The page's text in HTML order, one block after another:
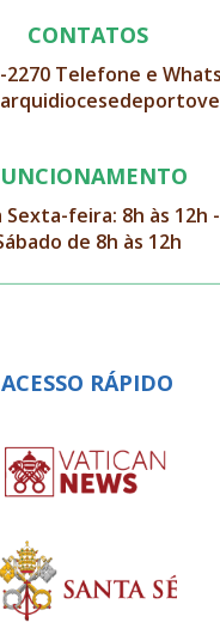
CONTATOS
2270 Telefone e
feira: 8h às 12h
de 8h às 12h
ACESSO RÁPIDO